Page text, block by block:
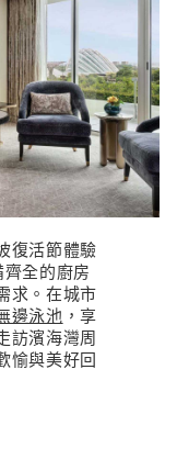
復活節體驗
齊全的廚房
求。在城市
邊泳池 ，享
訪濱海灣周
愉與美好回